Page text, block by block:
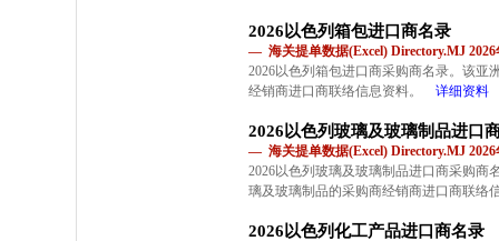
2026以色列箱包进口商名录
— 海关提单数据(Excel) Directory.MJ 2026
2026以色列箱包进口商采购商名录。该亚
经销商进口商联络信息资料。
详细资料
2026以色列玻璃及玻璃制品进口
— 海关提单数据(Excel) Directory.MJ 2026
2026以色列玻璃及玻璃制品进口商采购商
璃及玻璃制品的采购商经销商进口商联络
2026以色列化工产品进口商名录